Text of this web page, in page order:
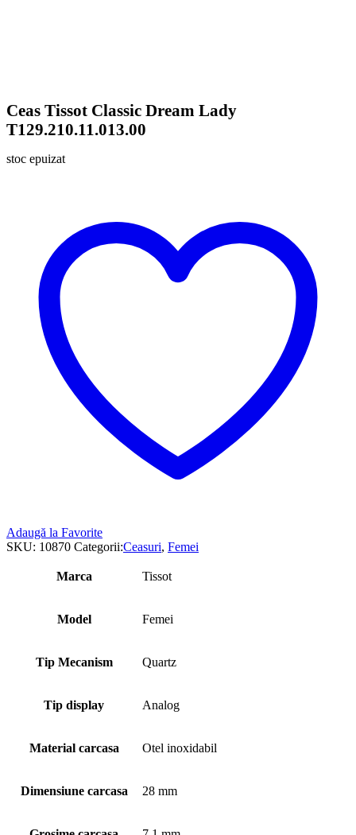
Ceas Tissot Classic Dream Lady
T129.210.11.013.00
stoc epuizat
Adaugă la Favorite
SKU: 10870 Categorii:Ceasuri, Femei
Marca Tissot
Model Femei
Tip Mecanism Quartz
Tip display Analog
Material carcasa Otel inoxidabil
Dimensiune carcasa 28 mm